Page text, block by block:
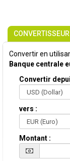
Convertir en
Banque centrale
Convertir
vers :
Montant :